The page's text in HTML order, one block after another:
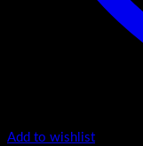
Add to wishlist